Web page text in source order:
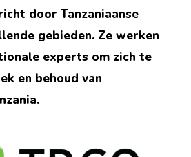
door Tanzaniaanse
gebieden. Ze werken
experts om zich te
en behoud van